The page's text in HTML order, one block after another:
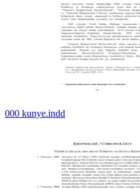
000 kunye.indd